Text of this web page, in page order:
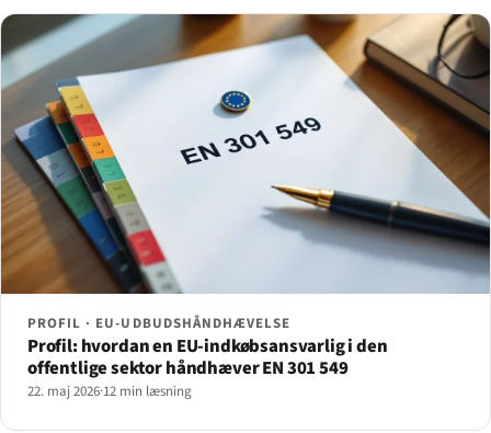
PROFIL · EU-UDBUDSHÅNDHÆVELSE
Profil: hvordan en EU-indkøbsansvarlig i den
offentlige sektor håndhæver EN 301 549
22. maj 2026·12 min læsning